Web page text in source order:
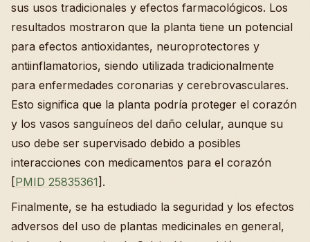
sus usos tradicionales y efectos farmacológicos. Los
resultados mostraron que la planta tiene un potencial
para efectos antioxidantes, neuroprotectores y
antiinflamatorios, siendo utilizada tradicionalmente
para enfermedades coronarias y cerebrovasculares.
Esto significa que la planta podría proteger el corazón
y los vasos sanguíneos del daño celular, aunque su
uso debe ser supervisado debido a posibles
interacciones con medicamentos para el corazón
[PMID 25835361].
Finalmente, se ha estudiado la seguridad y los efectos
adversos del uso de plantas medicinales en general,